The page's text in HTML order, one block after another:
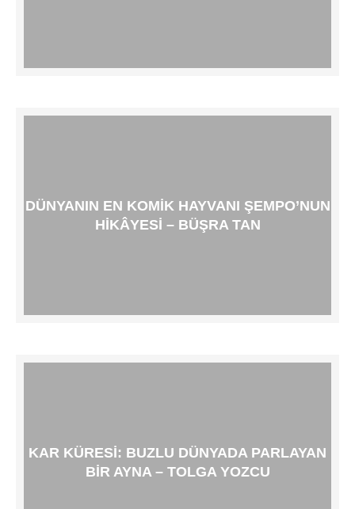
DÜNYANIN EN KOMIK HAYVANI ŞEMPO’NUN
HIKÂYESI – BÜŞRA TAN
KAR KÜRESI: BUZLU DÜNYADA PARLAYAN
BIR AYNA – TOLGA YOZCU